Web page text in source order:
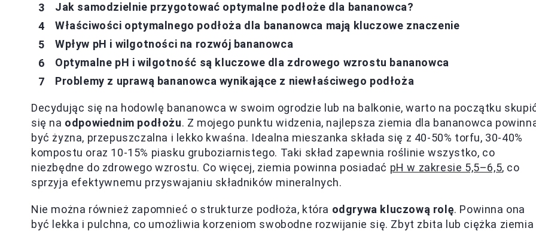
Jak samodzielnie przygotować optymalne podłoże dla bananowca?
Właściwości optymalnego podłoża dla bananowca mają kluczowe znaczenie
Wpływ pH i wilgotności na rozwój bananowca
Optymalne pH i wilgotność są kluczowe dla zdrowego wzrostu bananowca
Problemy z uprawą bananowca wynikające z niewłaściwego podłoża
Decydując się na hodowlę bananowca w swoim ogrodzie lub na balkonie, warto na początku
się na odpowiednim podłożu. Z mojego punktu widzenia, najlepsza ziemia dla bananowca
być żyzna, przepuszczalna i lekko kwaśna. Idealna mieszanka składa się z 40-50% torfu, 30-40%
kompostu oraz 10-15% piasku gruboziarnistego. Taki skład zapewnia roślinie wszystko, co
niezbędne do zdrowego wzrostu. Co więcej, ziemia powinna posiadać pH w zakresie 5,5–6,5, co
sprzyja efektywnemu przyswajaniu składników mineralnych.
Nie można również zapomnieć o strukturze podłoża, która odgrywa kluczową rolę. Powinna ona
być lekka i pulchna, co umożliwia korzeniom swobodne rozwijanie się. Zbyt zbita lub ciężka ziemia